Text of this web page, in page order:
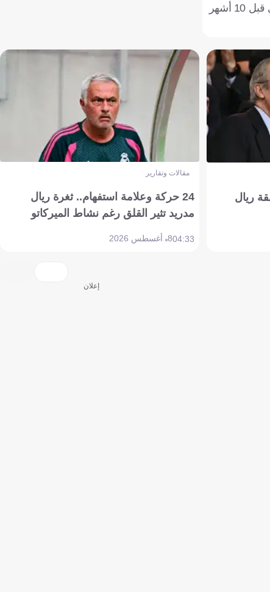
قبل عام واحد فقط، كان ديوماندي يخطو خطواته الأولى في أميركا ضمن صفوف أكاديمية «دي إم آي»، وفي 29 مارس الماضي، أي قبل 10 أشهر
ريال
مقالات وتقارير
24 حركة وعلامة استفهام.. ثغرة ريال
مدريد تثير القلق رغم نشاط الميركاتو
04:338 أغسطس 2026
إعلان